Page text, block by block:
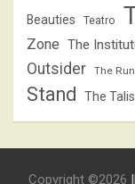
Beauties Teatro
Zone The
Outsider
The
Stand
The
Copyright ©2026